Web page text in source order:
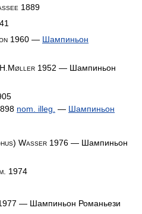
1889
1960 — Шампиньон
1952 — Шампиньон
nom. illeg. — Шампиньон
Wasser 1976 — Шампиньон
1974
— Шампиньон Романьези